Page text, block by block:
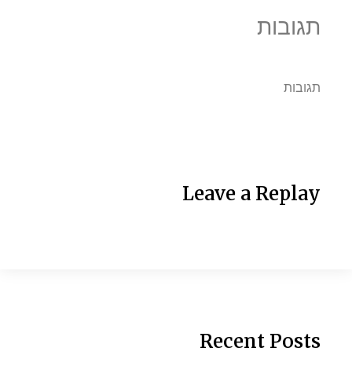
תגובות
תגובות
Leave a Replay
Recent Posts